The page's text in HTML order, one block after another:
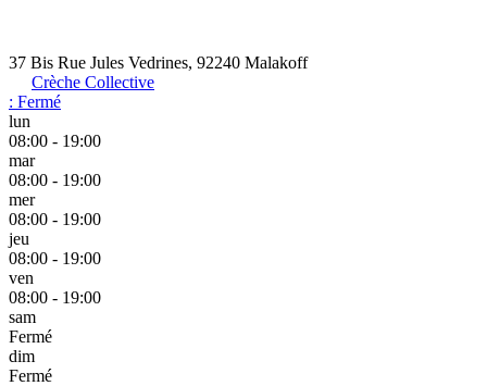
37 Bis Rue Jules Vedrines, 92240 Malakoff
Crèche Collective
: Fermé
lun
08:00 - 19:00
mar
08:00 - 19:00
mer
08:00 - 19:00
jeu
08:00 - 19:00
ven
08:00 - 19:00
sam
Fermé
dim
Fermé